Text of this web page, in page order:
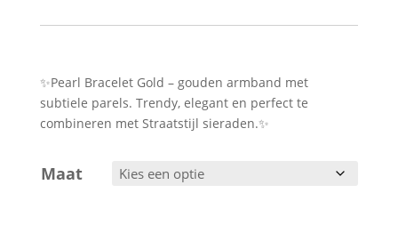
✨Pearl Bracelet Gold – gouden armband met
subtiele parels. Trendy, elegant en perfect te
combineren met Straatstijl sieraden.✨
Maat